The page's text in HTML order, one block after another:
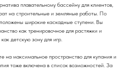
плавательному бассейну для клиентов,
на строительные и земляные работы. По
широкие каскадные ступени. Вы
как тренировочное для растяжки и
детскую зону для игр.
на максимальное пространство для купания и
тоже включена в список возможностей. За